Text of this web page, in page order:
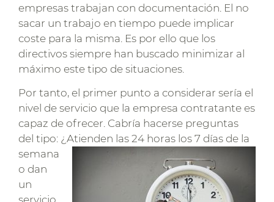
empresas trabajan con documentación. El no
sacar un trabajo en tiempo puede implicar
coste para la misma. Es por ello que los
directivos siempre han buscado minimizar al
máximo este tipo de situaciones.
Por tanto, el primer punto a considerar sería el
nivel de servicio que la empresa contratante es
capaz de ofrecer. Cabría hacerse preguntas
del tipo: ¿Atienden las 24 horas los 7 días de la
semana
o dan
un